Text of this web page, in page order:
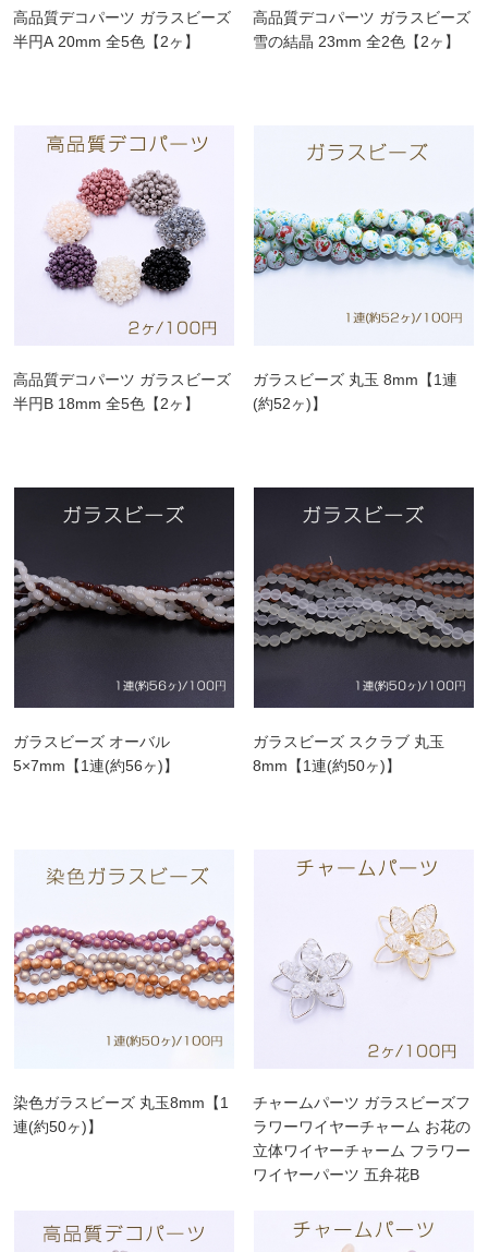
高品質デコパーツ ガラスビーズ
半円A 20mm 全5色【2ヶ】
高品質デコパーツ ガラスビーズ
雪の結晶 23mm 全2色【2ヶ】
高品質デコパーツ ガラスビーズ
半円B 18mm 全5色【2ヶ】
ガラスビーズ 丸玉 8mm【1連
(約52ヶ)】
ガラスビーズ オーバル
5×7mm【1連(約56ヶ)】
ガラスビーズ スクラブ 丸玉
8mm【1連(約50ヶ)】
染色ガラスビーズ 丸玉8mm【1
連(約50ヶ)】
チャームパーツ ガラスビーズフ
ラワーワイヤーチャーム お花の
立体ワイヤーチャーム フラワー
ワイヤーパーツ 五弁花B